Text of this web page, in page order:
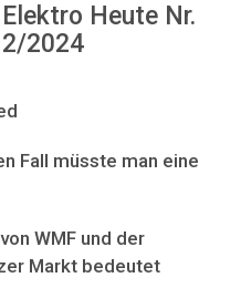
Elektro Heute Nr.
2/2024
Fall müsste man eine
WMF und der
Markt bedeutet